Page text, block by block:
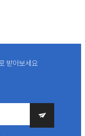
받아보세요